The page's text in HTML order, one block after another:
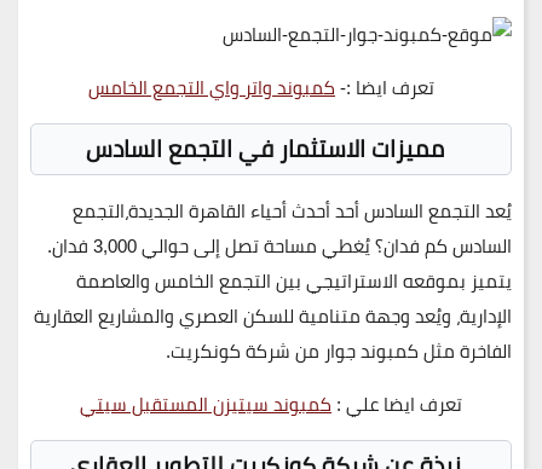
تعرف ايضا :-كمبوند واتر واي التجمع الخامس
مميزات الاستثمار في التجمع السادس
يُعدالتجمع السادسأحد أحدث أحياء القاهرة الجديدة،التجمع
السادس كم فدان؟يُغطي مساحة تصل إلىحوالي 3,000 فدان
.
يتميز بموقعه الاستراتيجي بين التجمع الخامس والعاصمة
الإدارية، ويُعد وجهة متنامية للسكن العصري والمشاريع العقارية
الفاخرة مثلكمبوند جوار من شركة كونكريت.
تعرف ايضا علي :كمبوند سيتيزن المستقبل سيتي